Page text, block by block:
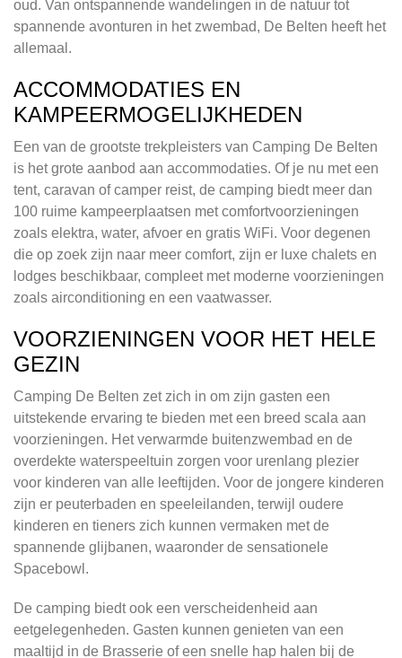
oud. Van ontspannende wandelingen in de natuur tot
spannende avonturen in het zwembad, De Belten heeft het
allemaal.
ACCOMMODATIES EN
KAMPEERMOGELIJKHEDEN
Een van de grootste trekpleisters van Camping De Belten
is het grote aanbod aan accommodaties. Of je nu met een
tent, caravan of camper reist, de camping biedt meer dan
100 ruime kampeerplaatsen met comfortvoorzieningen
zoals elektra, water, afvoer en gratis WiFi. Voor degenen
die op zoek zijn naar meer comfort, zijn er luxe chalets en
lodges beschikbaar, compleet met moderne voorzieningen
zoals airconditioning en een vaatwasser.
VOORZIENINGEN VOOR HET HELE
GEZIN
Camping De Belten zet zich in om zijn gasten een
uitstekende ervaring te bieden met een breed scala aan
voorzieningen. Het verwarmde buitenzwembad en de
overdekte waterspeeltuin zorgen voor urenlang plezier
voor kinderen van alle leeftijden. Voor de jongere kinderen
zijn er peuterbaden en speeleilanden, terwijl oudere
kinderen en tieners zich kunnen vermaken met de
spannende glijbanen, waaronder de sensationele
Spacebowl.
De camping biedt ook een verscheidenheid aan
eetgelegenheden. Gasten kunnen genieten van een
maaltijd in de Brasserie of een snelle hap halen bij de